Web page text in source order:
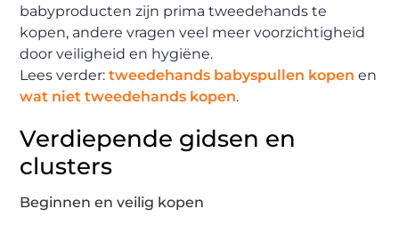
babyproducten zijn prima tweedehands te
kopen, andere vragen veel meer voorzichtigheid
door veiligheid en hygiëne.
Lees verder:tweedehands babyspullen kopen en
wat niet tweedehands kopen.
Verdiepende gidsen en
clusters
Beginnen en veilig kopen